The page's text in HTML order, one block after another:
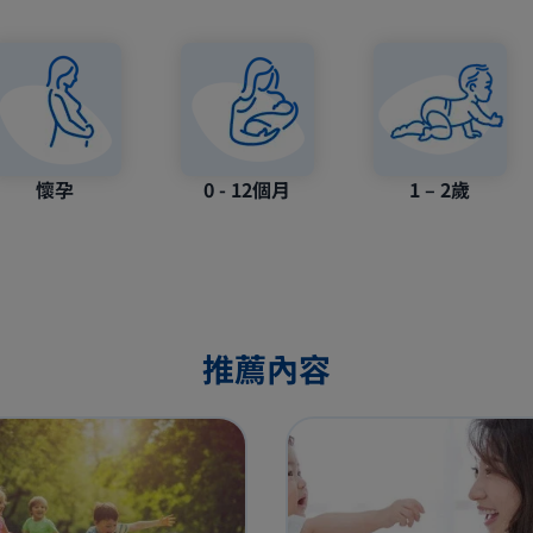
懷孕 0 - 12個月 1 – 2歲
推薦內容